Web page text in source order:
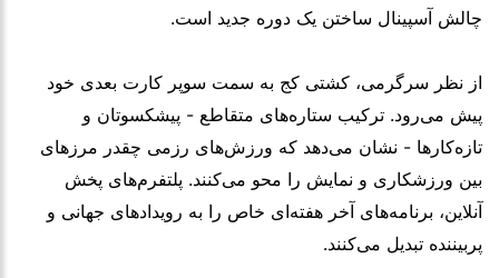
چالش آسپینال ساختن یک دوره جدید است.
از نظر سرگرمی، کشتی کج به سمت سوپر کارت بعدی خود
پیش می‌رود. ترکیب ستاره‌های متقاطع - پیشکسوتان و
تازه‌کارها - نشان می‌دهد که ورزش‌های رزمی چقدر مرزهای
بین ورزشکاری و نمایش را محو می‌کنند. پلتفرم‌های پخش
آنلاین، برنامه‌های آخر هفته‌ای خاص را به رویدادهای جهانی و
پربیننده تبدیل می‌کنند.